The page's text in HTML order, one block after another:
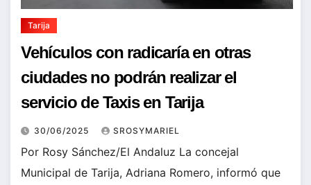
Tarija
Vehículos con radicaría en otras
ciudades no podrán realizar el
servicio de Taxis en Tarija
30/06/2025 SROSYMARIEL
Por Rosy Sánchez/El Andaluz La concejal
Municipal de Tarija, Adriana Romero, informó que